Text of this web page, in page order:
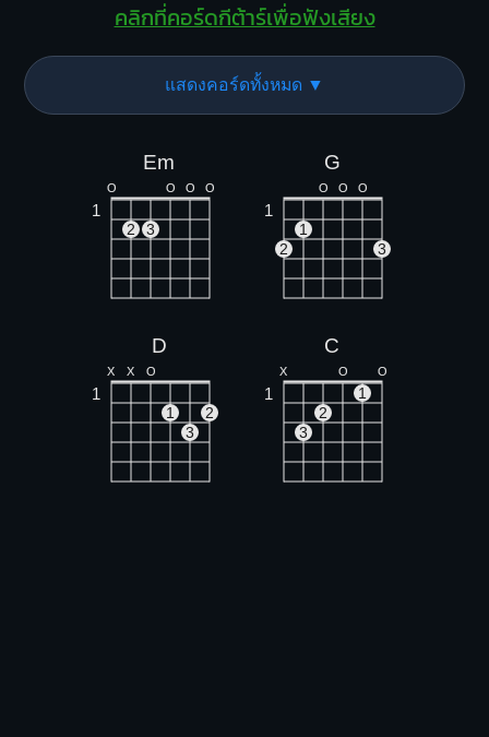
คลิกที่คอร์ดกีต้าร์เพื่อฟังเสียง
แสดงคอร์ดทั้งหมด ▼
Em
O O O O
1
2 3
G
O O O
1
1
2
3
D
X X O
1
1
2
3
C
X O O
1
1
2
3